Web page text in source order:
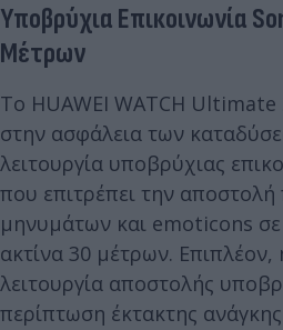
Υποβρύχια Επικοινωνία
Μέτρων
Το HUAWEI WATCH Ultimate
στην ασφάλεια των
λειτουργία υποβρύχιας
που επιτρέπει την
μηνυμάτων και emoticons
ακτίνα 30 μέτρων. Επιπλέον,
λειτουργία αποστολής
περίπτωση έκτακτης